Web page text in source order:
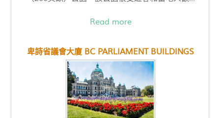
Read more
卑詩省議會大廈 BC PARLIAMENT BUILDINGS